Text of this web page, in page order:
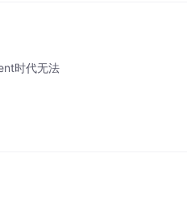
时代无法